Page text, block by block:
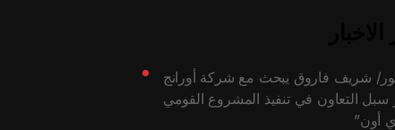
شريف فاروق يبحث مع شركة أورانج
التعاون في تنفيذ المشروع القومي
أون”